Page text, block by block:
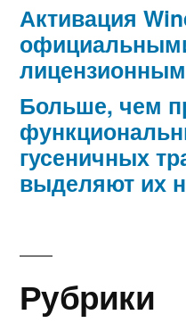
Активация
Больше, чем
гусеничных
выделяют их
Рубрики